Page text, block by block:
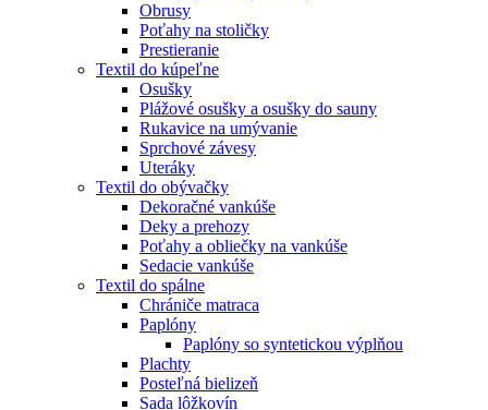
Obrusy
Poťahy na stoličky
Prestieranie
Textil do kúpeľne
Osušky
Plážové osušky a osušky do sauny
Rukavice na umývanie
Sprchové závesy
Uteráky
Textil do obývačky
Dekoračné vankúše
Deky a prehozy
Poťahy a obliečky na vankúše
Sedacie vankúše
Textil do spálne
Chrániče matraca
Paplóny
Paplóny so syntetickou výplňou
Plachty
Posteľná bielizeň
Sada lôžkovín